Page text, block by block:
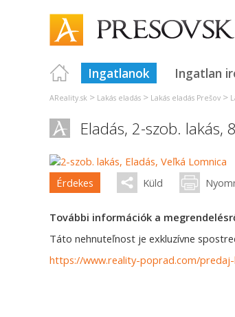
Ingatlanok Ingatlan
AReality.sk > Lakás eladás > Lakás eladás Prešov >
Eladás, 2-szob. lakás,
Érdekes Küld
További információk a
Táto nehnuteľnost je exkluzívne